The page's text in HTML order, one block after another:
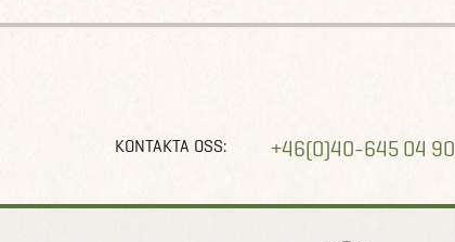
KONTAKTA OSS: +46(0)40-645 04 90